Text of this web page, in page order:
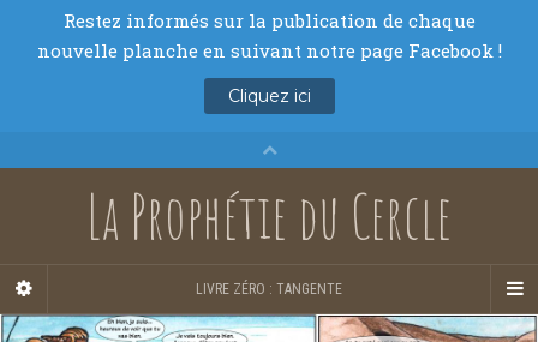
La Prophétie du Cercle
LIVRE ZÉRO : TANGENTE